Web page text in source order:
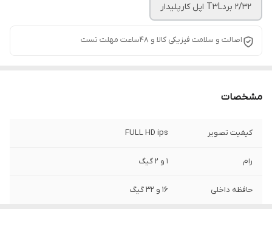
2/32 بردT3L اپل کارپلیدار
اصالت و سلامت فیزیکی کالا و 48ساعت مهلت تست
مشخصات
کیفیت تصویر FULL HD ips
رام 1 و 2 گیگ
حافظه داخلی 16 و 32 گیگ